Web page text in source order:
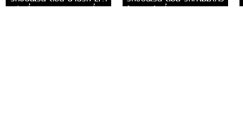
วันที่ 15 ก.พ. 63 ตอนที่ 1
รู้ EP.4 วันที่ 8 ก.พ. 63 ตอน